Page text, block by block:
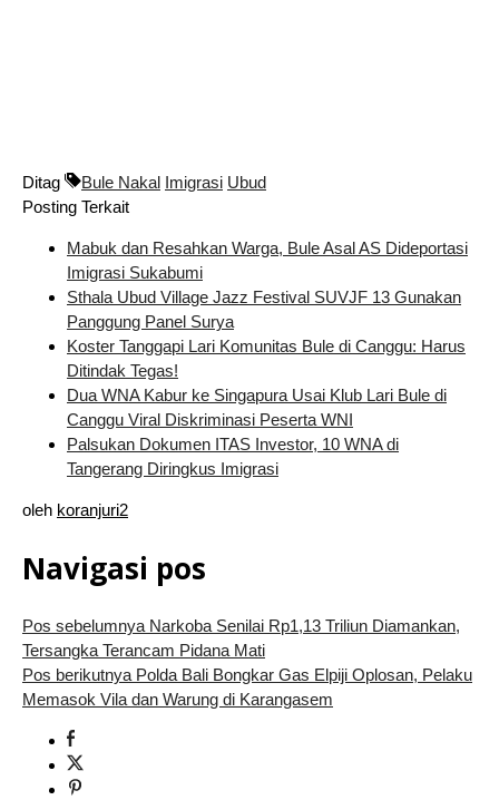
Ditag Bule Nakal Imigrasi Ubud
Posting Terkait
Mabuk dan Resahkan Warga, Bule Asal AS Dideportasi
Imigrasi Sukabumi
Sthala Ubud Village Jazz Festival SUVJF 13 Gunakan
Panggung Panel Surya
Koster Tanggapi Lari Komunitas Bule di Canggu: Harus
Ditindak Tegas!
Dua WNA Kabur ke Singapura Usai Klub Lari Bule di
Canggu Viral Diskriminasi Peserta WNI
Palsukan Dokumen ITAS Investor, 10 WNA di
Tangerang Diringkus Imigrasi
oleh koranjuri2
Navigasi pos
Pos sebelumnyaNarkoba Senilai Rp1,13 Triliun Diamankan,
Tersangka Terancam Pidana Mati
Pos berikutnyaPolda Bali Bongkar Gas Elpiji Oplosan, Pelaku
Memasok Vila dan Warung di Karangasem